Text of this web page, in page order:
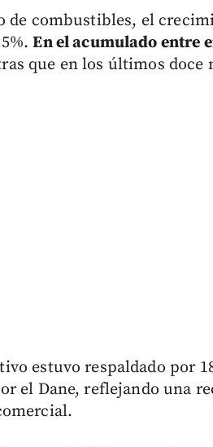
de combustibles, el
En el acumulado entre
que en los últimos doce
estuvo respaldado por
el Dane, reflejando una